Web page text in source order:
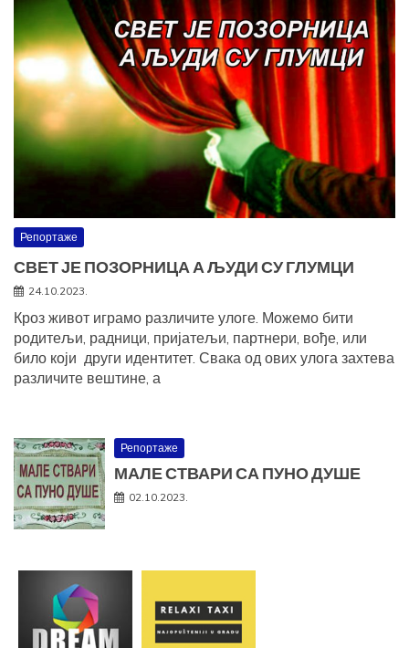
Репортаже
СВЕТ ЈЕ ПОЗОРНИЦА А ЉУДИ СУ ГЛУМЦИ
24.10.2023.
Кроз живот играмо различите улоге. Можемо бити
родитељи, радници, пријатељи, партнери, вође, или
било који други идентитет. Свака од ових улога захтева
различите вештине, а
Репортаже
МАЛЕ СТВАРИ СА ПУНО ДУШЕ
02.10.2023.